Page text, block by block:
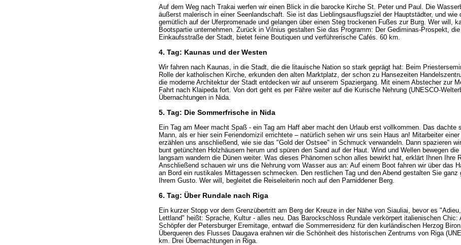
Auf dem Weg nach Trakai werfen wir einen Blick in die barocke Kirche St. Peter und Paul. Die
äußerst malerisch in einer Seenlandschaft. Sie ist das Lieblingsausflugsziel der Hauptstädter, und wie
gemütlich auf der Uferpromenade und gelangen über einen Steg trockenen Fußes zur Burg. Wer will,
Bootspartie unternehmen. Zurück in Vilnius gestalten Sie das Programm: Der Gediminas-Prospekt,
Einkaufsstraße der Stadt, bietet feine Boutiquen und verführerische Cafés. 60 km.
4. Tag: Kaunas und der Westen
Wir fahren nach Kaunas, in die Stadt, die die litauische Nation so stark geprägt hat: Beim
Rolle der katholischen Kirche, erkunden den alten Marktplatz, der schon zu Hansezeiten
die moderne Architektur der Stadt entdecken wir auf unserem Spaziergang. Mit einem Abstecher zur
Fahrt nach Klaipeda fort. Von dort geht es per Fähre weiter auf die Kurische Nehrung (UNESCO-
Übernachtungen in Nida.
5. Tag: Die Sommerfrische in Nida
Ein Tag am Meer macht Spaß - ein Tag am Haff aber macht den Urlaub erst vollkommen. Das dachte
Mann, als er hier sein Feriendomizil errichtete – natürlich sehen wir uns sein Haus an! Mitarbeiter
erzählen uns anschließend, wie sie das "Gold der Ostsee" in Schmuck verwandeln. Dann spazieren
bunt getünchten Holzhäusern herum und spüren den Sand auf der Haut. Wind und Wellen bewegen die
langsam wandern die Dünen weiter. Was dieses Phänomen schon alles bewirkt hat, erklärt Ihnen Ihre
Anschließend schauen wir uns die Nehrung vom Wasser aus an: Auf einem Boot fahren wir über das
an Bord ein rustikales Mittagessen schmecken. Den restlichen Tag und den Abend gestalten Sie ganz
Ihrem Gusto. Wer will, begleitet die Reiseleiterin noch auf den Parniddener Berg.
6. Tag: Über Rundale nach Riga
Ein kurzer Stopp vor dem Grenzübertritt am Berg der Kreuze in der Nähe von Siauliai, bevor es
Lettland" heißt: Sprache, Kultur - alles neu. Das Barockschloss Rundale verkörpert italienischen Chic:
Schöpfer der Petersburger Eremitage, entwarf die Sommerresidenz für den kurländischen Herzog
Überqueren des Flusses Daugava erahnen wir die Schönheit des historischen Zentrums von Riga
km. Drei Übernachtungen in Riga.